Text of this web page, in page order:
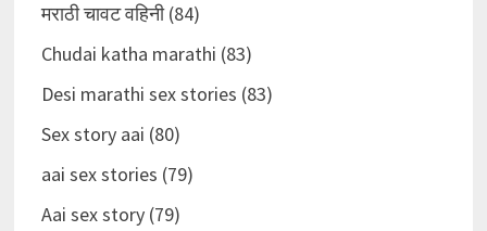
मराठी चावट वहिनी (84)
Chudai katha marathi (83)
Desi marathi sex stories (83)
Sex story aai (80)
aai sex stories (79)
Aai sex story (79)